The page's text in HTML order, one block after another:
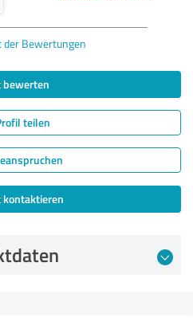
der Bewertungen
bewerten
teilen